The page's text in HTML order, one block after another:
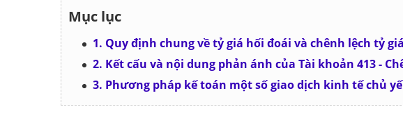
Mục lục
1. Quy định chung về tỷ giá hối đoái và chênh lệch tỷ
2. Kết cấu và nội dung phản ánh của Tài khoản 413 -
3. Phương pháp kế toán một số giao dịch kinh tế chủ